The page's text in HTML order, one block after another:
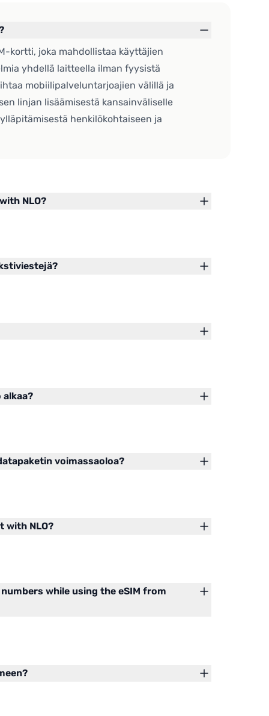
kortti, joka mahdollistaa käyttäjien
yhdellä laitteella ilman fyysistä
mobiilipalveluntarjoajien välillä ja
linjan lisäämisestä kansainväliselle
henkilökohtaiseen ja
NLO?
voimassaoloa?
with NLO?
while using the eSIM from